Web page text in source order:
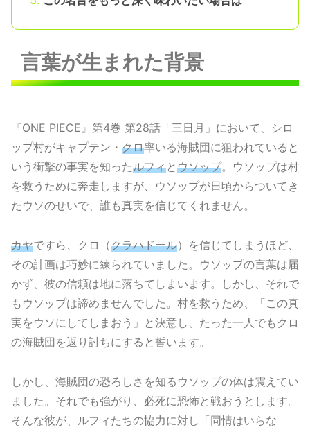
言葉が生まれた背景
『ONE PIECE』第4巻 第28話「三日月」において、シロ
ップ村がキャプテン・ クロ率いる海賊団に狙われていると
いう衝撃の事実を知ったルフィとウソップ。ウソップは村
を救うために奔走しますが、ウソップが日頃からついてき
たウソのせいで、誰も真実を信じてくれません。
カヤですら、クロ（クラハドール）を信じてしまうほど、
その計画は巧妙に練られていました。ウソップの言葉は届
かず、彼の信頼は地に落ちてしまいます。しかし、それで
もウソップは諦めませんでした。村を救うため、「この真
実をウソにしてしまおう」と決意し、たった一人でもクロ
の海賊団を返り討ちにすると誓います。
しかし、海賊団の恐ろしさを知るウソップの体は震えてい
ました。それでも強がり、必死に恐怖と戦おうとします。
そんな彼が、ルフィたちの協力に対し「同情はいらな